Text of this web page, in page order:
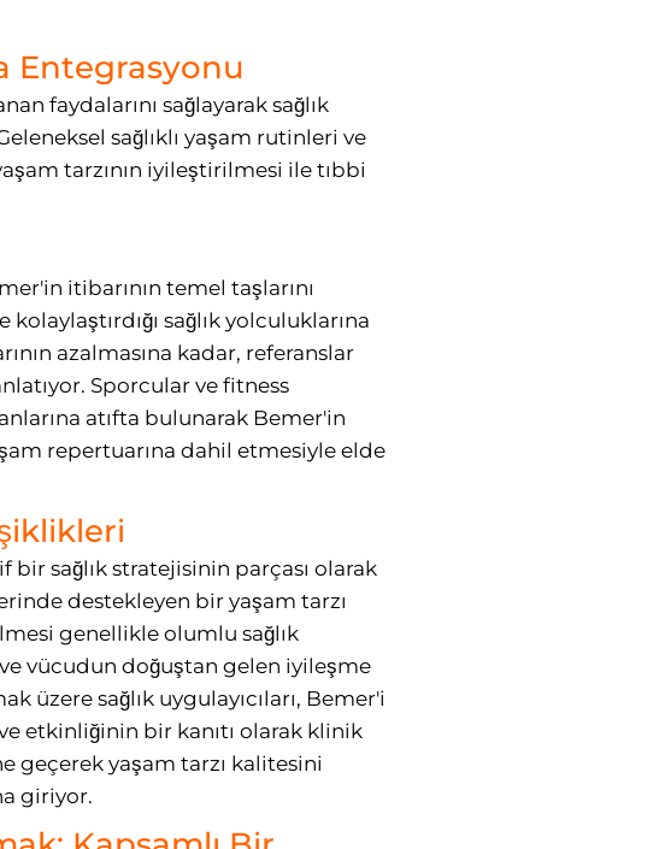
Entegrasyonu
faydalarını sağlayarak sağlık
sağlıklı yaşam rutinleri ve
tarzının iyileştirilmesi ile tıbbi
itibarının temel taşlarını
sağlık yolculuklarına
azalmasına kadar, referanslar
Sporcular ve fitness
atıfta bulunarak Bemer'in
repertuarına dahil etmesiyle elde
sağlık stratejisinin parçası olarak
destekleyen bir yaşam tarzı
genellikle olumlu sağlık
ve vücudun doğuştan gelen iyileşme
üzere sağlık uygulayıcıları, Bemer'i
etkinliğinin bir kanıtı olarak klinik
geçerek yaşam tarzı kalitesini
giriyor.